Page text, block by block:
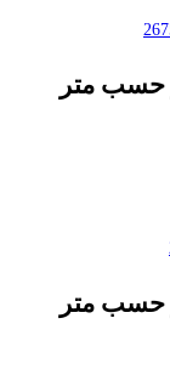
حسب متر
حسب متر